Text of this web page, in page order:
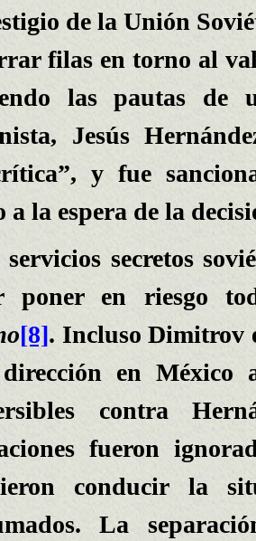
de la Unión
filas en torno al
las pautas de
Jesús
y fue
a la espera de la
servicios secretos
poner en riesgo
[8]. Incluso Dimitrov
en México
contra
fueron
conducir la
La